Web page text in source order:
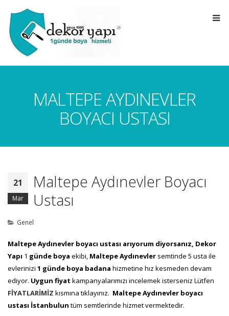
MALTEPE AYDINEVLER
BOYACI USTASI
21
Mar
Maltepe Aydınevler Boyacı
Ustası
Genel
Maltepe Aydınevler boyacı ustası arıyorum diyorsanız, Dekor
Yapı 1 günde boya ekibi, Maltepe Aydınevler semtinde 5 usta ile
evlerinizi 1 günde boya badana hizmetine hız kesmeden devam
ediyor. Uygun fiyat kampanyalarımızı incelemek isterseniz Lütfen
FİYATLARİMİZ kısmına tıklayınız. Maltepe Aydınevler boyacı
ustası İstanbulun tüm semtlerinde hizmet vermektedir.